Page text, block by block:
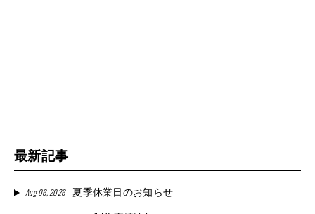
最新記事
Aug 06, 2026 夏季休業日のお知らせ